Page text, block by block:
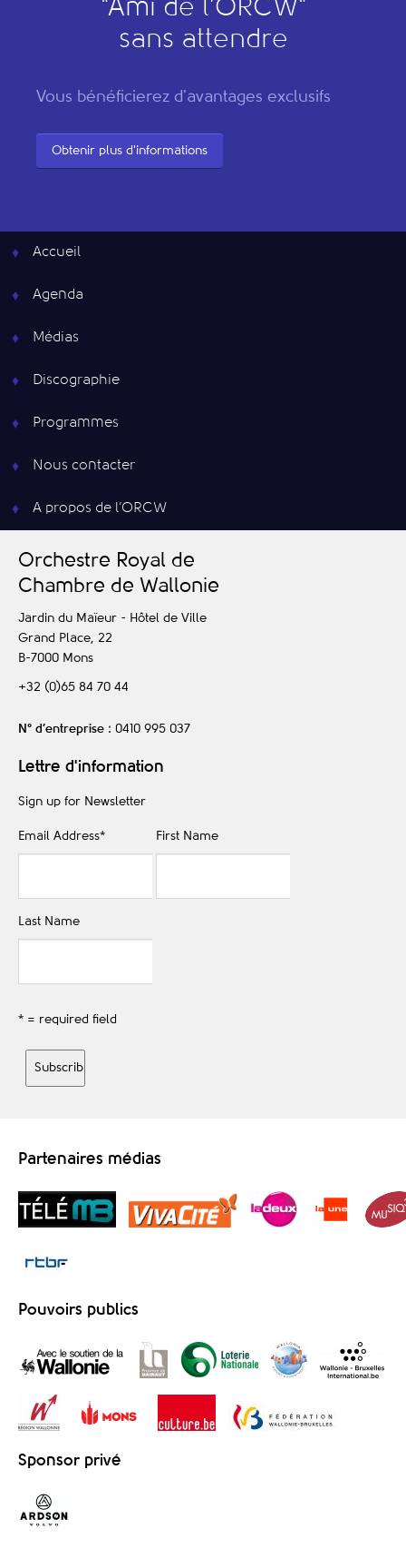
"Ami de l’ORCW"
sans attendre
Vous bénéficierez d'avantages exclusifs
Obtenir plus d'informations
Accueil
Agenda
Médias
Discographie
Programmes
Nous contacter
A propos de l’ORCW
Orchestre Royal de
Chambre de Wallonie
Jardin du Maïeur - Hôtel de Ville
Grand Place, 22
B-7000 Mons
+32 (0)65 84 70 44
N° d’entreprise : 0410 995 037
Lettre d'information
Sign up for Newsletter
Email Address* First Name
Last Name
* = required field
Partenaires médias
Pouvoirs publics
Sponsor privé